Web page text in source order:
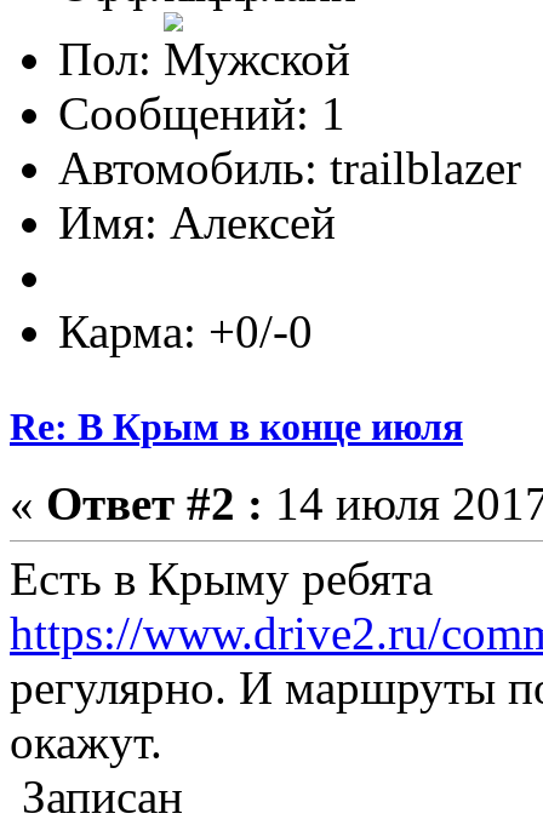
Пол:
Сообщений: 1
Автомобиль: trailblazer
Имя: Алексей
Карма: +0/-0
Re: В Крым в конце июля
« Ответ #2 : 14 июля
Есть в Крыму ребята
https://www.drive2.ru/
регулярно. И маршруты
окажут.
Записан